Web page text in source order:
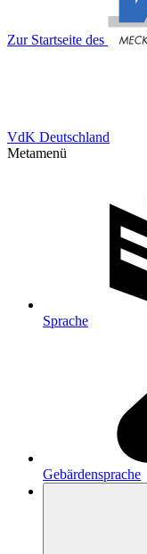
Zur Startseite des
VdK Deutschland
Metamenü
Sprache
Gebärdensprache